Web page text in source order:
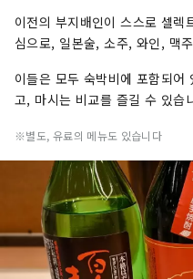
이전의 부지배인이 스스로 셀렉
심으로, 일본술, 소주, 와인, 맥
이들은 모두 숙박비에 포함되
고, 마시는 비교를 즐길 수 있
※별도, 유료의 메뉴도 있습니다